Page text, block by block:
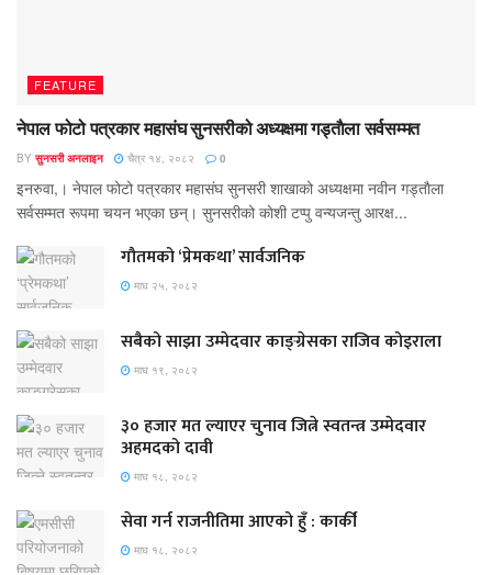
FEATURE
नेपाल फोटो पत्रकार महासंघ सुनसरीको अध्यक्षमा गड्ताैला सर्वसम्मत
BY सुनसरी अनलाइन चैत्र १४, २०८२ 0
इनरुवा,। नेपाल फोटो पत्रकार महासंघ सुनसरी शाखाको अध्यक्षमा नवीन गड्ताैला
सर्वसम्मत रूपमा चयन भएका छन्। सुनसरीको काेशी टप्पु वन्यजन्तु आरक्ष...
गौतमको ‘प्रेमकथा’ सार्वजनिक
माघ २५, २०८२
सबैको साझा उम्मेदवार काङ्ग्रेसका राजिव कोइराला
माघ १९, २०८२
३० हजार मत ल्याएर चुनाव जित्ने स्वतन्त्र उम्मेदवार
अहमदको दावी
माघ १८, २०८२
सेवा गर्न राजनीतिमा आएको हुँ : कार्की
माघ १८, २०८२